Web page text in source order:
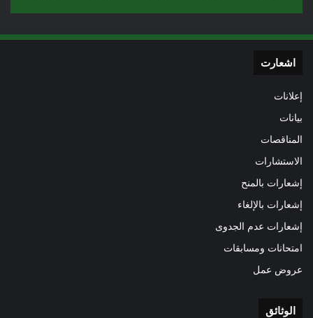
اشعارت
إعلانات
بيانات
المناقصات
الاستشارات
إشعارات بالمنح
إشعارات بالإلغاء
إشعارات عدم الجدوى
امتحانات ومسابقات
عروض عمل
الوثائق